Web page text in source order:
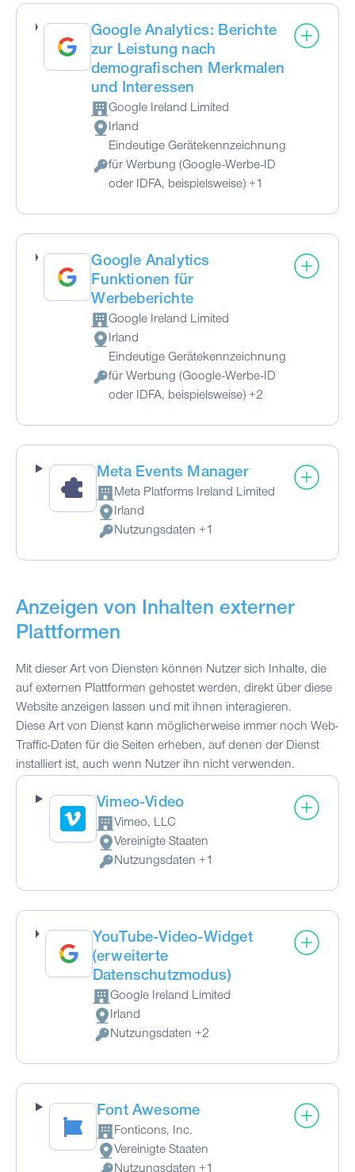
Google Analytics: Berichte
zur Leistung nach
demografischen Merkmalen
und Interessen
Firma:
Google Ireland Limited
Verarbeitungsort:
Irland
Verarbeitete personenbezogene Daten:
Eindeutige Gerätekennzeichnung
für Werbung (Google-Werbe-ID
oder IDFA, beispielsweise) +1
Google Analytics
Funktionen für
Werbeberichte
Firma:
Google Ireland Limited
Verarbeitungsort:
Irland
Verarbeitete personenbezogene Daten:
Eindeutige Gerätekennzeichnung
für Werbung (Google-Werbe-ID
oder IDFA, beispielsweise) +2
Meta Events Manager
Firma:
Meta Platforms Ireland Limited
Verarbeitungsort:
Irland
Verarbeitete personenbezogene Daten:
Nutzungsdaten +1
Anzeigen von Inhalten externer
Plattformen
Mit dieser Art von Diensten können Nutzer sich Inhalte, die
auf externen Plattformen gehostet werden, direkt über diese
Website anzeigen lassen und mit ihnen interagieren.
Diese Art von Dienst kann möglicherweise immer noch Web-
Traffic-Daten für die Seiten erheben, auf denen der Dienst
installiert ist, auch wenn Nutzer ihn nicht verwenden.
Vimeo-Video
Firma:
Vimeo, LLC
Verarbeitungsort:
Vereinigte Staaten
Verarbeitete personenbezogene Daten:
Nutzungsdaten +1
YouTube-Video-Widget
(erweiterte
Datenschutzmodus)
Firma:
Google Ireland Limited
Verarbeitungsort:
Irland
Verarbeitete personenbezogene Daten:
Nutzungsdaten +2
Font Awesome
Firma:
Fonticons, Inc.
Verarbeitungsort:
Vereinigte Staaten
Nutzungsdaten +1